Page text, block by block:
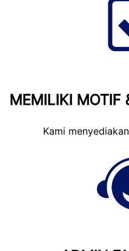
MEMILIKI MOTIF
Kami